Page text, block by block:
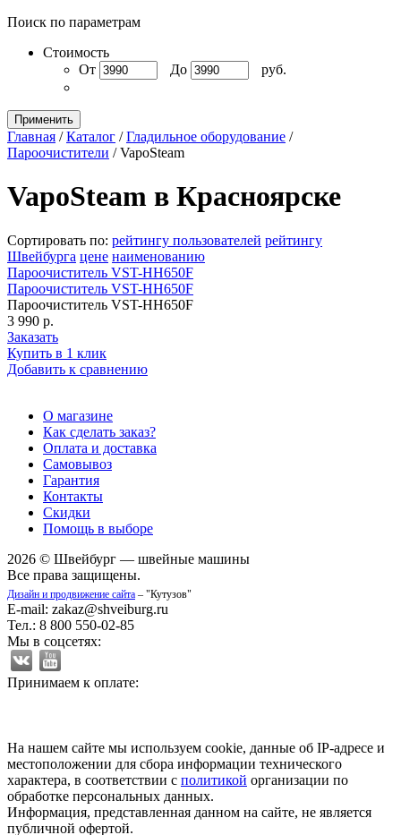
Поиск по параметрам
Стоимость
От
До руб.
Применить
Главная /Каталог /Гладильное оборудование /
Пароочистители /VapoSteam
VapoSteam в Красноярске
Сортировать по: рейтингу пользователей рейтингу
Швейбурга цене наименованию
Пароочиститель VST-HH650F
Пароочиститель VST-HH650F
Пароочиститель VST-HH650F
3 990 р.
Заказать
Купить в 1 клик
Добавить к сравнению
О магазине
Как сделать заказ?
Оплата и доставка
Самовывоз
Гарантия
Контакты
Скидки
Помощь в выборе
2026 © Швейбург — швейные машины
Все права защищены.
Дизайн и продвижение сайта – "Кутузов"
E-mail: zakaz@shveiburg.ru
Тел.: 8 800 550-02-85
Мы в соцсетях:
Принимаем к оплате:
На нашем сайте мы используем cookie, данные об IP-адресе и
местоположении для сбора информации технического
характера, в соответствии с политикой организации по
обработке персональных данных.
Информация, представленная данном на сайте, не является
публичной офертой.